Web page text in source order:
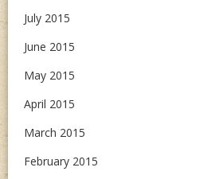
July 2015
June 2015
May 2015
April 2015
March 2015
February 2015